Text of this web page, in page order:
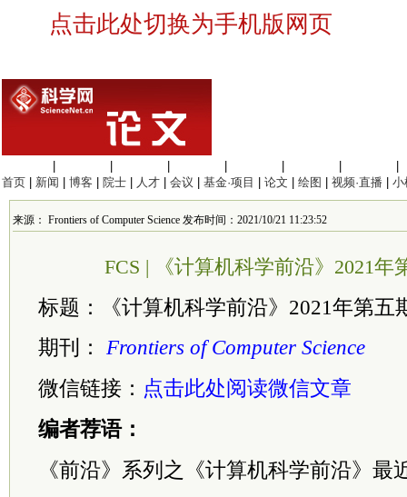
点击此处切换为手机版网页
首页
新闻 博客 院士 人才 会议 基金·项目 论文 绘图 视频·直播 小
来源： Frontiers of Computer Science 发布时间：2021/10/21 11:23:52
FCS | 《计算机科学前沿》2021年
标题：《计算机科学前沿》2021年第五
期刊： Frontiers of Computer Science
微信链接： 点击此处阅读微信文章
编者荐语：
《前沿》系列之《计算机科学前沿》最